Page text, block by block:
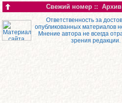
Свежий номер :: Архив
Ответственность за
опубликованных материалов
Мнение автора не всегда
зрения редакции.